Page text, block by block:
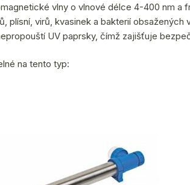
vlny o vlnové délce 4-400 nm a
plísní, virů, kvasinek a bakterií
UV paprsky, čímž zajišťuje
na tento typ: